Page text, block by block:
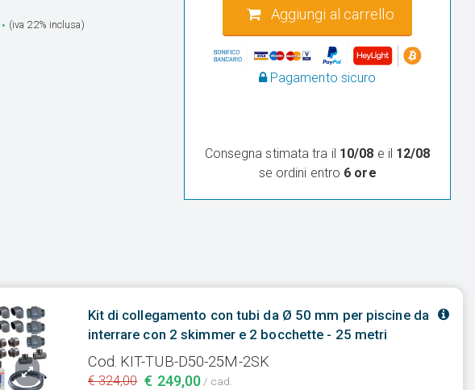
(iva 22% inclusa)
Aggiungi al carrello
Pagamento sicuro
Consegna stimata tra il 10/08 e il 12/08
se ordini entro 6 ore
Kit di collegamento con tubi da Ø 50 mm per piscine da
interrare con 2 skimmer e 2 bocchette - 25 metri
Cod. KIT-TUB-D50-25M-2SK
€ 324,00 € 249,00 / cad.